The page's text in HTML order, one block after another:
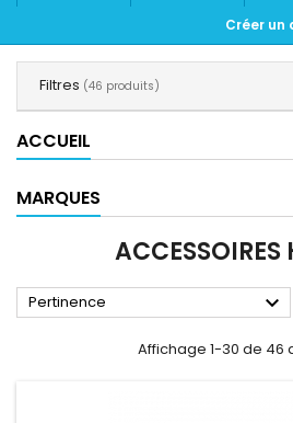
Créer un
Filtres (46 produits)
ACCUEIL
MARQUES
ACCESSOIRES
Pertinence 
Affichage 1-30 de 46